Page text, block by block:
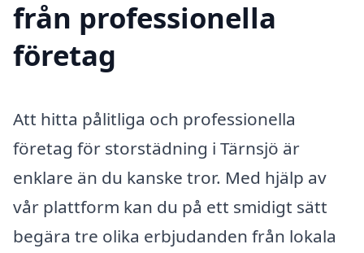
från professionella
företag
Att hitta pålitliga och professionella
företag för storstädning i Tärnsjö är
enklare än du kanske tror. Med hjälp av
vår plattform kan du på ett smidigt sätt
begära tre olika erbjudanden från lokala